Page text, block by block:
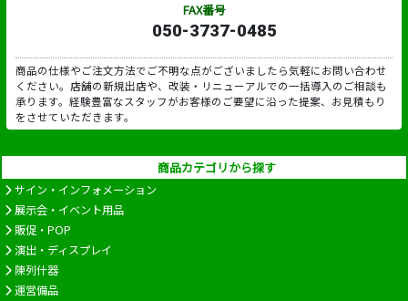
FAX番号
050-3737-0485
商品の仕様やご注文方法でご不明な点がございましたら気軽にお問い合わせ
ください。店舗の新規出店や、改装・リニューアルでの一括導入のご相談も
承ります。経験豊富なスタッフがお客様のご要望に沿った提案、お見積もり
をさせていただきます。
商品カテゴリから探す
サイン・インフォメーション
展示会・イベント用品
販促・POP
演出・ディスプレイ
陳列什器
運営備品